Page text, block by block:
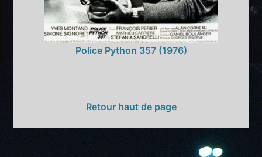
Police Python 357 (1976)
Retour haut de page